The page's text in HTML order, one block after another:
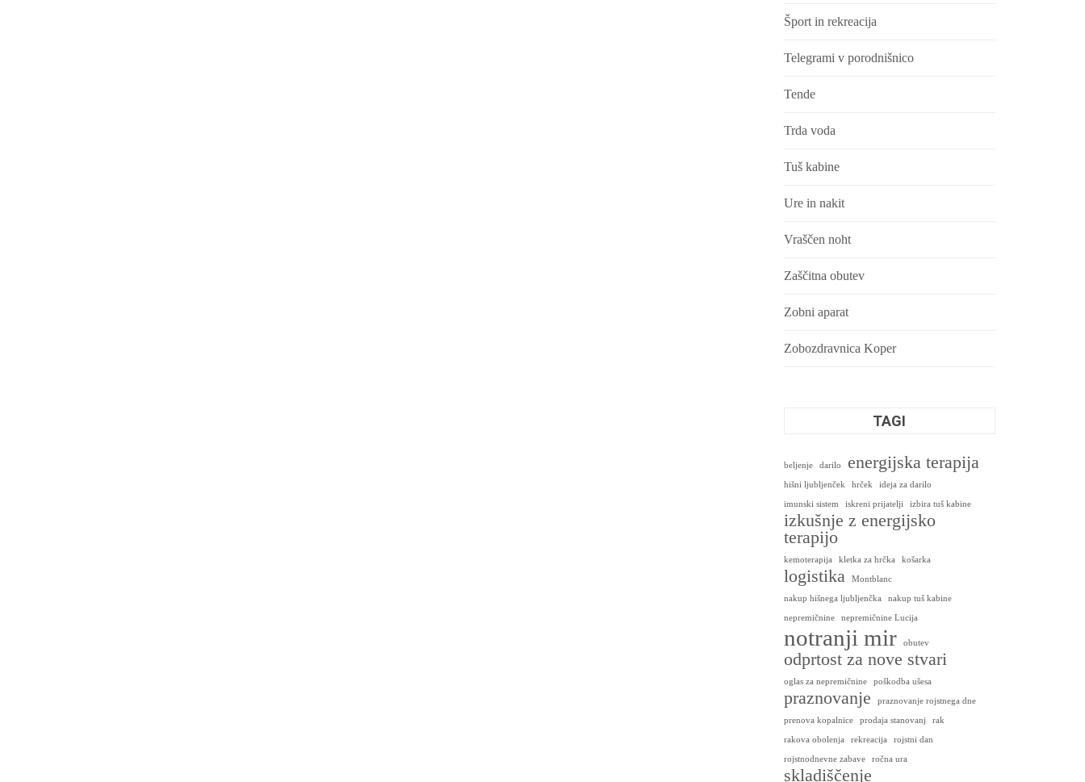
Šport in rekreacija
Telegrami v porodnišnico
Tende
Trda voda
Tuš kabine
Ure in nakit
Vraščen noht
Zaščitna obutev
Zobni aparat
Zobozdravnica Koper
TAGI
beljenje darilo energijska terapija
hišni ljubljenček hrček ideja za darilo
imunski sistem iskreni prijatelji izbira tuš kabine
izkušnje z energijsko
terapijo
kemoterapija kletka za hrčka košarka
logistika Montblanc
nakup hišnega ljubljenčka nakup tuš kabine
nepremičnine nepremičnine Lucija
notranji mir obutev
odprtost za nove stvari
oglas za nepremičnine poškodba ušesa
praznovanje praznovanje rojstnega dne
prenova kopalnice prodaja stanovanj rak
rakova obolenja rekreacija rojstni dan
rojstnodnevne zabave ročna ura
skladiščenje